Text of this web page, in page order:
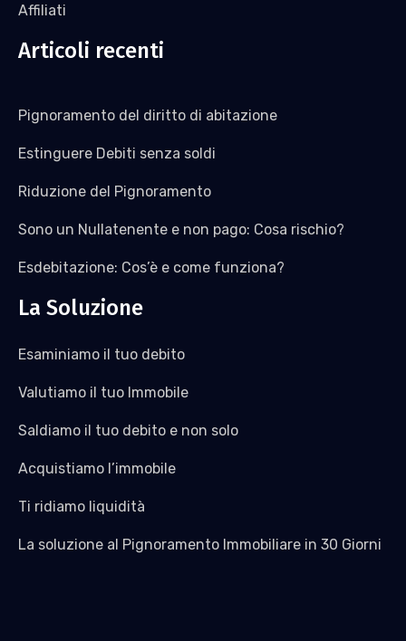
Affiliati
Articoli recenti
Pignoramento del diritto di abitazione
Estinguere Debiti senza soldi
Riduzione del Pignoramento
Sono un Nullatenente e non pago: Cosa rischio?
Esdebitazione: Cos’è e come funziona?
La Soluzione
Esaminiamo il tuo debito
Valutiamo il tuo Immobile
Saldiamo il tuo debito e non solo
Acquistiamo l’immobile
Ti ridiamo liquidità
La soluzione al Pignoramento Immobiliare in 30 Giorni